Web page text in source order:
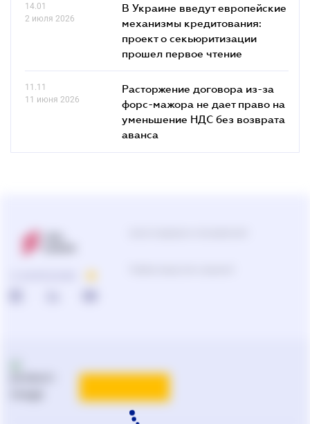
14.01
2 июля 2026
В Украине введут европейские
механизмы кредитования:
проект о секьюритизации
прошел первое чтение
11.11
11 июня 2026
Расторжение договора из-за
форс-мажора не дает право на
уменьшение НДС без возврата
аванса